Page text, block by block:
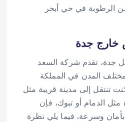
الرطوبة في حي أبحر
خارج جدة
جدة، تقدم شركة السعد
المدن في المملكة
تنتقل إلى مدينة قريبة مثل
الدمام أو تبوك، فإن
وسرعة. فيما يلي نظرة